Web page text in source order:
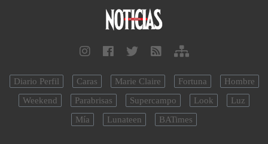
Diario Perfil Caras Marie Claire Fortuna
Hombre
Weekend
Parabrisas Supercampo Look
Luz
Mía
Lunateen BATimes